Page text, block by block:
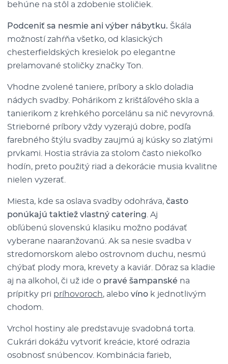
behúne na stôl a zdobenie stoličiek.
Podceniť sa nesmie ani výber nábytku. Škála
možností zahŕňa všetko, od klasických
chesterfieldských kresielok po elegantne
prelamované stoličky značky Ton.
Vhodne zvolené taniere, príbory a sklo doladia
nádych svadby. Pohárikom z krištáľového skla a
tanierikom z krehkého porcelánu sa nič nevyrovná.
Strieborné príbory vždy vyzerajú dobre, podľa
farebného štýlu svadby zaujmú aj kúsky so zlatými
prvkami. Hostia strávia za stolom často niekoľko
hodín, preto použitý riad a dekorácie musia kvalitne
nielen vyzerať.
Miesta, kde sa oslava svadby odohráva, často
ponúkajú taktiež vlastný catering. Aj
obľúbenú slovenskú klasiku možno podávať
vyberane naaranžovanú. Ak sa nesie svadba v
stredomorskom alebo ostrovnom duchu, nesmú
chýbať plody mora, krevety a kaviár. Dôraz sa kladie
aj na alkohol, či už ide o pravé šampanské na
prípitky pri príhovoroch, alebo víno k jednotlivým
chodom.
Vrchol hostiny ale predstavuje svadobná torta.
Cukrári dokážu vytvoriť kreácie, ktoré odrazia
osobnosť snúbencov. Kombinácia farieb,